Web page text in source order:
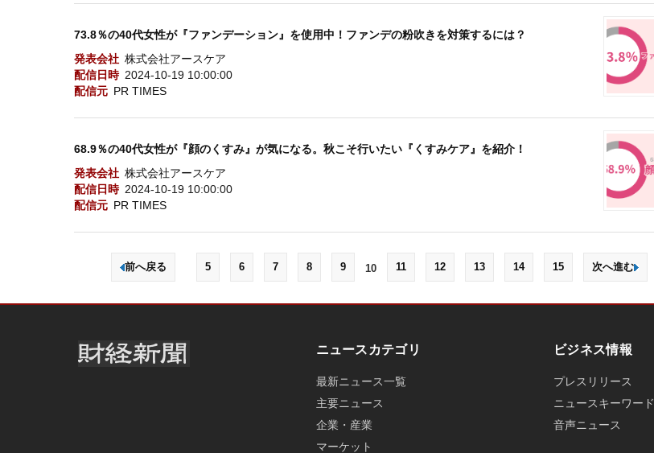
73.8％の40代女性が『ファンデーション』を使用中！ファンデの粉吹きを対策するには？
発表会社 株式会社アースケア
配信日時 2024-10-19 10:00:00
配信元 PR TIMES
68.9％の40代女性が『顔のくすみ』が気になる。秋こそ行いたい『くすみケア』を紹介！
発表会社 株式会社アースケア
配信日時 2024-10-19 10:00:00
配信元 PR TIMES
前へ戻る 5 6 7 8 9 10 11 12 13 14 15 次へ進む
ニュースカテゴリ
最新ニュース一覧
主要ニュース
企業・産業
マーケット
ビジネス情報
プレスリリース
ニュースキーワード
音声ニュース